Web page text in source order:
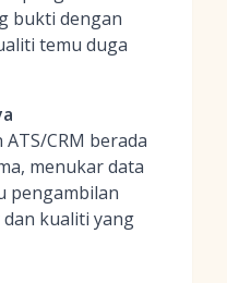
bukti dengan
temu duga
CRM berada
menukar data
pengambilan
kualiti yang